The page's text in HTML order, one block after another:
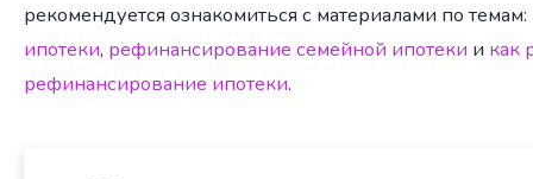
рекомендуется ознакомиться с материалами по темам:
ипотеки, рефинансирование семейной ипотеки и как
рефинансирование ипотеки.